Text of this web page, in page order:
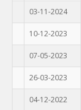
03-11-2024
10-12-2023
07-05-2023
26-03-2023
04-12-2022